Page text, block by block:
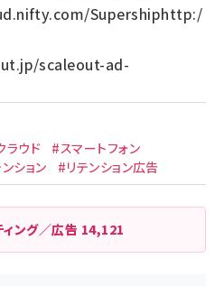
Supershiphttp:/
scaleout-ad-
ラウド
#スマートフォン
ション #リテンション広告
ング／広告 14,121